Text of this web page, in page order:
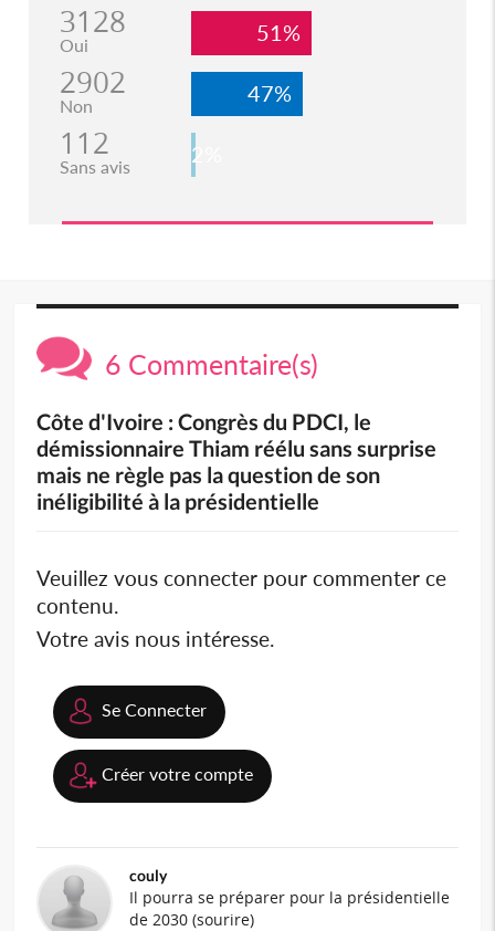
3128
Oui 51%
2902
Non 47%
112
Sans avis 2%
6 Commentaire(s)
Côte d'Ivoire : Congrès du PDCI, le
démissionnaire Thiam réélu sans surprise
mais ne règle pas la question de son
inéligibilité à la présidentielle
Veuillez vous connecter pour commenter ce
contenu.
Votre avis nous intéresse.
Se Connecter
Créer votre compte
couly
Il pourra se préparer pour la présidentielle
de 2030 (sourire)